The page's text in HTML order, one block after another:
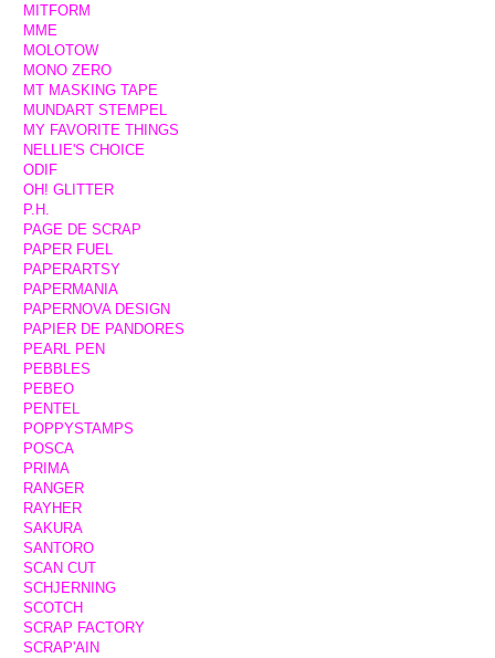
MITFORM
MME
MOLOTOW
MONO ZERO
MT MASKING TAPE
MUNDART STEMPEL
MY FAVORITE THINGS
NELLIE'S CHOICE
ODIF
OH! GLITTER
P.H.
PAGE DE SCRAP
PAPER FUEL
PAPERARTSY
PAPERMANIA
PAPERNOVA DESIGN
PAPIER DE PANDORES
PEARL PEN
PEBBLES
PEBEO
PENTEL
POPPYSTAMPS
POSCA
PRIMA
RANGER
RAYHER
SAKURA
SANTORO
SCAN CUT
SCHJERNING
SCOTCH
SCRAP FACTORY
SCRAP'AIN